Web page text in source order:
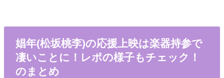
娼年(松坂桃李)の応援上映は楽器持参で
凄いことに！レポの様子もチェック！
のまとめ